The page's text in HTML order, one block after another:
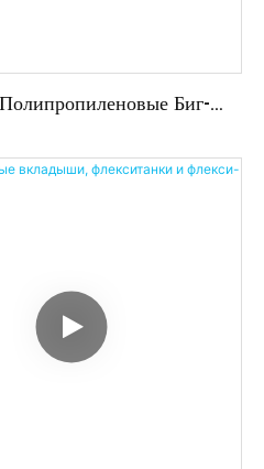
Биг-
Безопасности 5:1,
С Завода.